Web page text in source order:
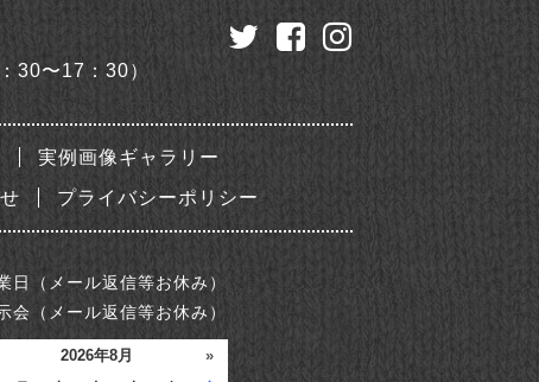
30〜17：30）
実例画像ギャラリー
プライバシーポリシー
日（メール返信等お休み）
会（メール返信等お休み）